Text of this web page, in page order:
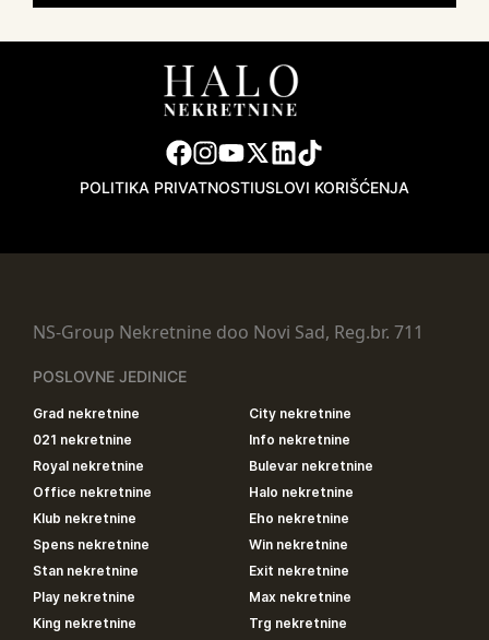
POLITIKA PRIVATNOSTIUSLOVI KORIŠĆENJA
NS-Group Nekretnine doo Novi Sad, Reg.br. 711
POSLOVNE JEDINICE
Grad nekretnine
City nekretnine
021 nekretnine
Info nekretnine
Royal nekretnine
Bulevar nekretnine
Office nekretnine
Halo nekretnine
Klub nekretnine
Eho nekretnine
Spens nekretnine
Win nekretnine
Stan nekretnine
Exit nekretnine
Play nekretnine
Max nekretnine
King nekretnine
Trg nekretnine